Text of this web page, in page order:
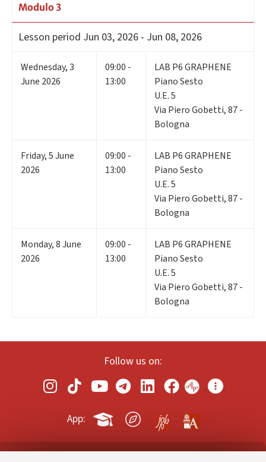
Modulo 3
Lesson period Jun 03, 2026 - Jun 08, 2026
Wednesday,3
June 2026
09:00 -
13:00
LAB P6 GRAPHENE
Piano Sesto
U.E. 5
Via Piero Gobetti, 87 -
Bologna
Friday,5June
2026
09:00 -
13:00
LAB P6 GRAPHENE
Piano Sesto
U.E. 5
Via Piero Gobetti, 87 -
Bologna
Monday,8June
2026
09:00 -
13:00
LAB P6 GRAPHENE
Piano Sesto
U.E. 5
Via Piero Gobetti, 87 -
Bologna
Follow us on:
App: